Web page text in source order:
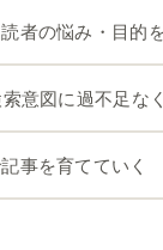
者の悩み・目的
意図に過不足な
事を育てていく